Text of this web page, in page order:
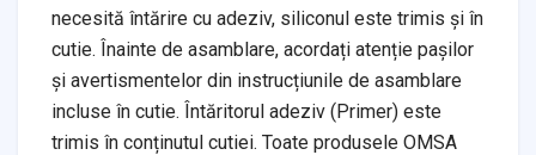
necesită întărire cu adeziv, siliconul este trimis și în
cutie. Înainte de asamblare, acordați atenție pașilor
și avertismentelor din instrucțiunile de asamblare
incluse în cutie. Întăritorul adeziv (Primer) este
trimis în conținutul cutiei. Toate produsele OMSA